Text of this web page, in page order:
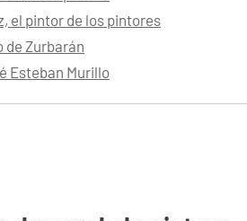
el pintor de los pintores
de Zurbarán
Esteban Murillo